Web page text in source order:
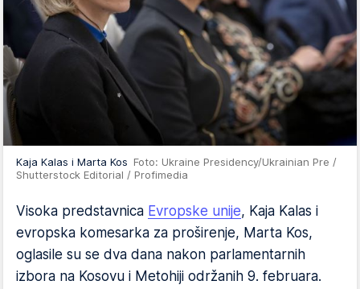
Kaja Kalas i Marta Kos Foto: Ukraine Presidency/Ukrainian Pre /
Shutterstock Editorial / Profimedia
Visoka predstavnica Evropske unije, Kaja Kalas i
evropska komesarka za proširenje, Marta Kos,
oglasile su se dva dana nakon parlamentarnih
izbora na Kosovu i Metohiji održanih 9. februara.